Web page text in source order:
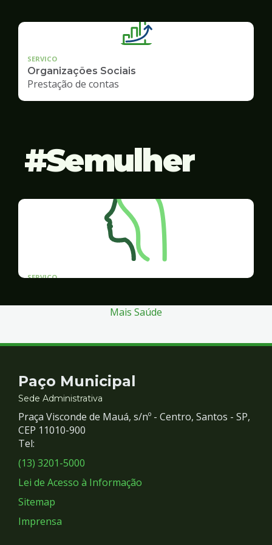
SERVICO
Organizações Sociais
Prestação de contas
Semulher
SERVICO
Mais Saúde
Contato
e
Redes
Sociais
Paço Municipal
Sede Administrativa
Praça Visconde de Mauá, s/nº - Centro, Santos - SP,
CEP 11010-900
Tel:
(13) 3201-5000
Lei de Acesso à Informação
Sitemap
Imprensa